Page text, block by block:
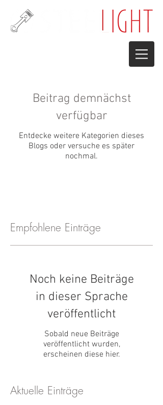
Aktuelle Einträge
Empfohlene Einträge
Beitrag demnächst
verfügbar
Entdecke weitere Kategorien dieses
Blogs oder versuche es später
nochmal.
Noch keine Beiträge
in dieser Sprache
veröffentlicht
Sobald neue Beiträge
veröffentlicht wurden,
erscheinen diese hier.